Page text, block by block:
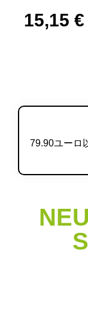
15,15 €
79.90ユーロ